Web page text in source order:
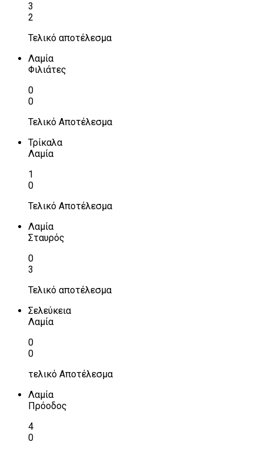
3
2
Τελικό αποτέλεσμα
Λαμία
Φιλιάτες
0
0
Τελικό Αποτέλεσμα
Τρίκαλα
Λαμία
1
0
Τελικό Αποτέλεσμα
Λαμία
Σταυρός
0
3
Τελικό αποτέλεσμα
Σελεύκεια
Λαμία
0
0
τελικό Αποτέλεσμα
Λαμία
Πρόοδος
4
0